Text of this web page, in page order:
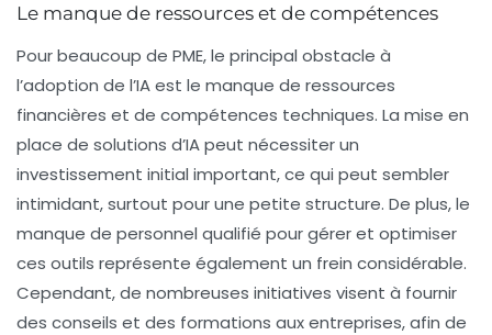
Le manque de ressources et de compétences
Pour beaucoup de PME, le principal obstacle à
l’adoption de l’IA est le manque de ressources
financières et de compétences techniques. La mise en
place de solutions d’IA peut nécessiter un
investissement initial important, ce qui peut sembler
intimidant, surtout pour une petite structure. De plus, le
manque de personnel qualifié pour gérer et optimiser
ces outils représente également un frein considérable.
Cependant, de nombreuses initiatives visent à fournir
des conseils et des formations aux entreprises, afin de